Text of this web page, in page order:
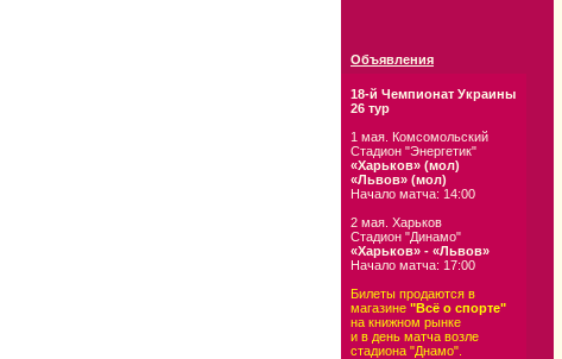
Объявления
18-й Чемпионат Украины
26 тур
1 мая. Комсомольский
Стадион "Энергетик"
«Харьков» (мол)
«Львов» (мол)
Начало матча: 14:00
2 мая. Харьков
Стадион "Динамо"
«Харьков» - «Львов»
Начало матча: 17:00
Билеты продаются в
магазине "Всё о спорте"
на книжном рынке
и в день матча возле
стадиона "Днамо".